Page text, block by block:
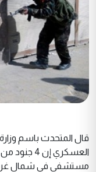
قال المتحدث باسم وزارة
العسكري
مستشفى في شمال غرب